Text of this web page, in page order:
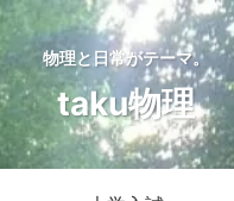
物理と日常がテーマ。
taku物理